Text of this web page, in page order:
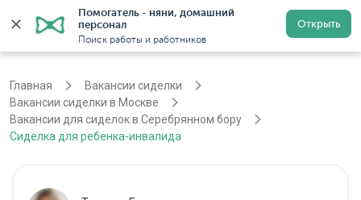
Помогатель - няни, домашний
персонал
Поиск работы и работников
Открыть
Регистрация
Главная
Вакансии сиделки
Вакансии сиделки в Москве
Вакансии для сиделок в Серебрянном бору
Сиделка для ребенка-инвалида